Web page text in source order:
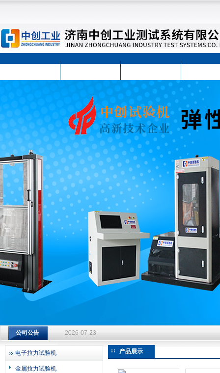
济南中创工业测试系统有限公司
公司公告 2026-07-23
钻杆扭转试验台选型指南：从额定扭矩到加载频率的工况适配
2026-07-23
电子拉力试验机
金属拉力试验机
产品展示